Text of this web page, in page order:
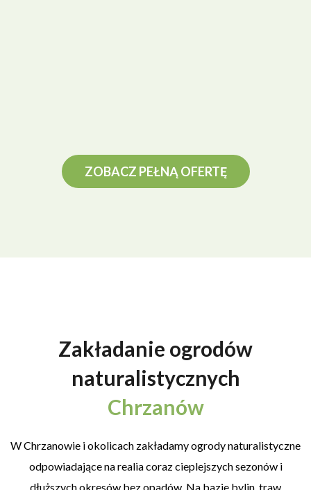
ZOBACZ PEŁNĄ OFERTĘ
Zakładanie ogrodów
naturalistycznych
Chrzanów
W Chrzanowie i okolicach zakładamy ogrody naturalistyczne
odpowiadające na realia coraz cieplejszych sezonów i
dłuższych okresów bez opadów. Na bazie bylin, traw